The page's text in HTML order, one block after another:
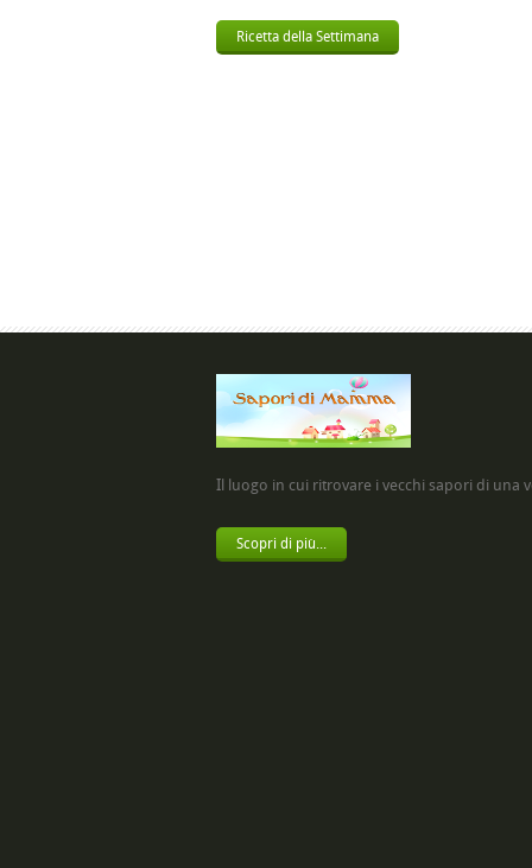
Ricetta della Settimana
Il luogo in cui ritrovare i vecchi sapori di una
Scopri di più...